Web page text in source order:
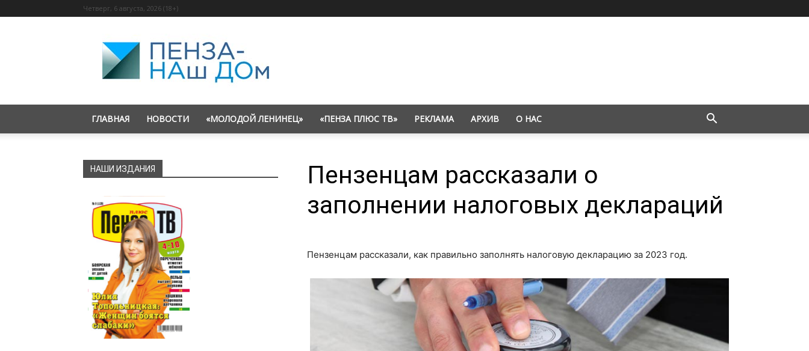
Четверг, 6 августа, 2026 (18+)
«Пенза
—
наш
дом»
ГЛАВНАЯ НОВОСТИ «МОЛОДОЙ ЛЕНИНЕЦ» «ПЕНЗА ПЛЮС ТВ» РЕКЛАМА АРХИВ О НАС
Пензенцам рассказали о
заполнении налоговых деклараций
Пензенцам рассказали, как правильно заполнять налоговую декларацию за 2023 год.
НАШИ ИЗДАНИЯ